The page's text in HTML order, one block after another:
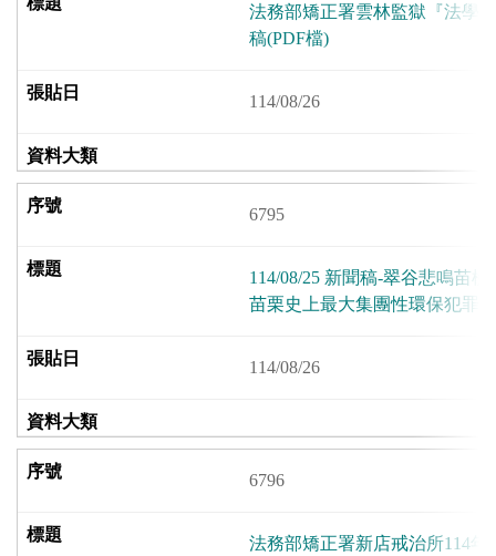
法務部矯正署雲林監獄『法學
稿(PDF檔)
114/08/26
6795
114/08/25 新聞稿-翠谷悲鳴苗
苗栗史上最大集團性環保犯罪
114/08/26
6796
法務部矯正署新店戒治所114